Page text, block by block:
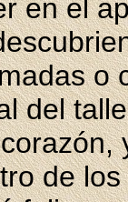
en el
o
del
de